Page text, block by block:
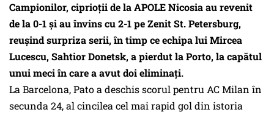
Campionilor, ciprioţii de la APOLE Nicosia au revenit
de la 0-1 şi au învins cu 2-1 pe Zenit St. Petersburg,
reuşind surpriza serii, în timp ce echipa lui Mircea
Lucescu, Sahtior Donetsk, a pierdut la Porto, la capătul
unui meci în care a avut doi eliminaţi.
La Barcelona, Pato a deschis scorul pentru AC Milan în
secunda 24, al cincilea cel mai rapid gol din istoria